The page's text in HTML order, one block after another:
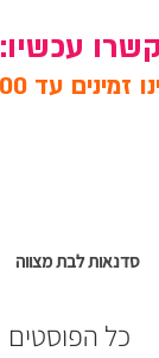
עכשיו:
זמינים עד 22:00!
סדנאות לבת מצווה
כל הפוסטים